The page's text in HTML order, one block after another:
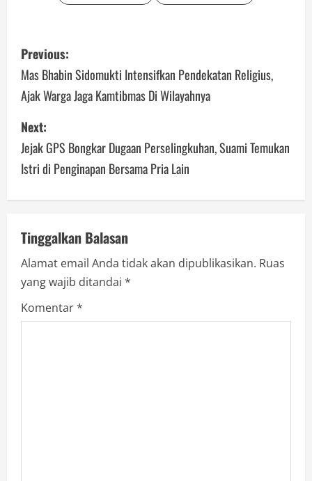
P
o
s
t
n
a
i
g
a
Previous:
Mas Bhabin Sidomukti Intensifkan Pendekatan Religius,
Ajak Warga Jaga Kamtibmas Di Wilayahnya
Next:
Jejak GPS Bongkar Dugaan Perselingkuhan, Suami Temukan
Istri di Penginapan Bersama Pria Lain
Tinggalkan Balasan
Alamat email Anda tidak akan dipublikasikan. Ruas
yang wajib ditandai *
Komentar*